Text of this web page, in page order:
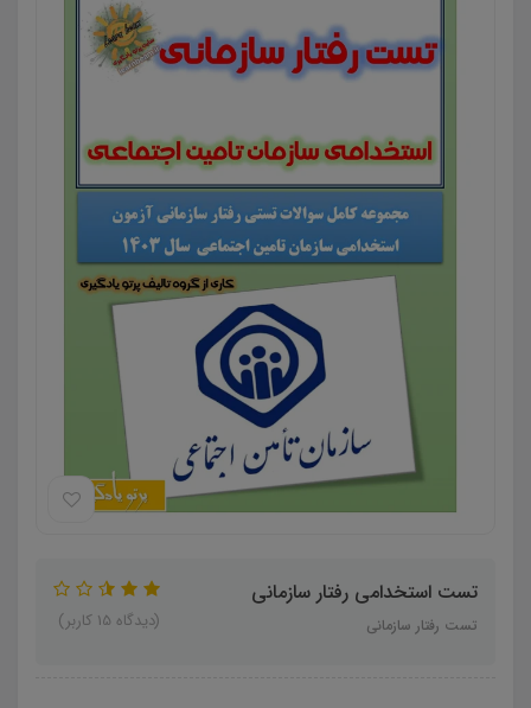
تست استخدامی رفتار سازمانی
تست رفتار سازمانی (دیدگاه 15 کاربر)